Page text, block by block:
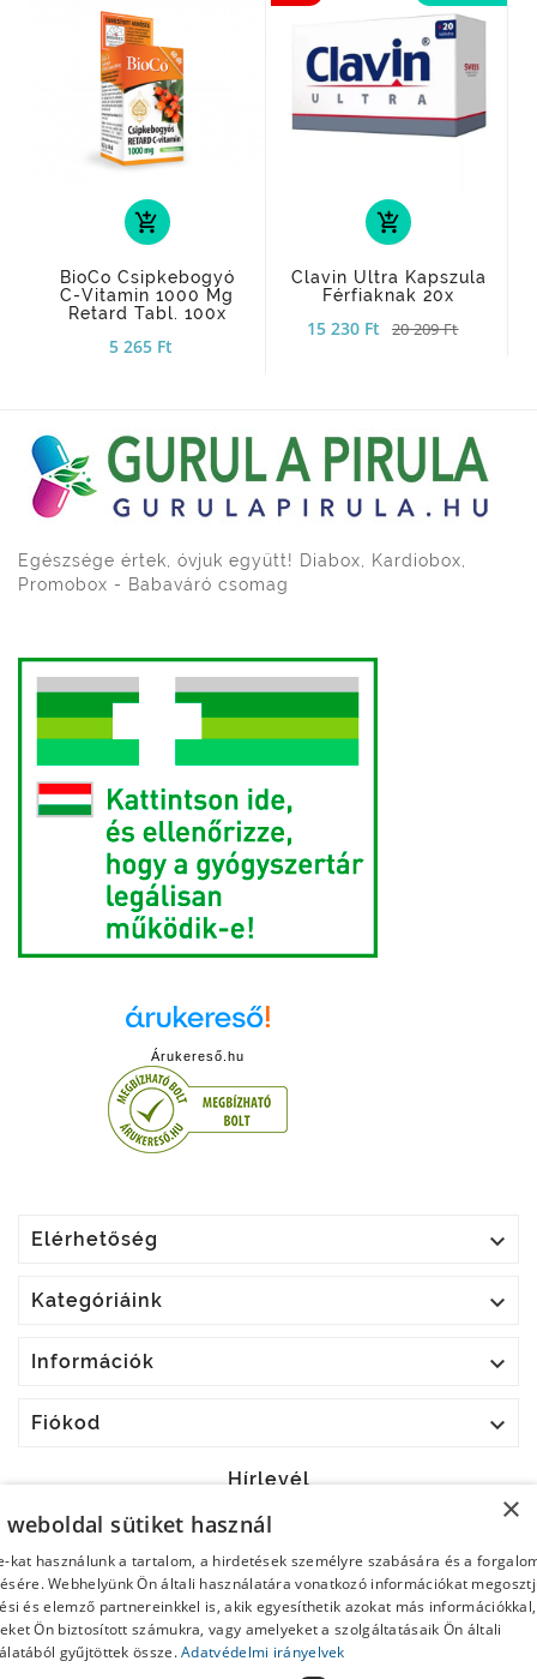
add_shopping_cart
BioCo Csipkebogyó
C-Vitamin 1000 Mg
Retard Tabl. 100x
5 265 Ft
add_shopping_cart
Clavin Ultra Kapszula
Férfiaknak 20x
15 230 Ft 20 209 Ft
Egészsége értek, óvjuk együtt! Diabox, Kardiobox,
Promobox - Babaváró csomag
Árukereső.hu
Elérhetőség 
Kategóriáink 
Információk 
Fiókod 
Hírlevél
Bármikor leiratkozhatsz. Ehhez keresd meg az elérhetőségi
adatainkat a jogi nyilatkozatban.
Elolvastam és elfogadom az
×
weboldal sütiket használ
kat használunk a tartalom, a hirdetések személyre szabására és a
Webhelyünk Ön általi használatára vonatkozó információkat
és elemző partnereinkkel is, akik egyesíthetik azokat más információkkal,
Ön biztosított számukra, vagy amelyeket a szolgáltatásaik Ön általi
gyűjtöttek össze.Adatvédelmi irányelvek